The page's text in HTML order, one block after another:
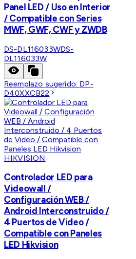
Panel LED / Uso en Interior
/ Compatible con Series
MWF, GWF, CWF y ZWDB
DS-DL116033WDS-
DL116033W
Reemplazo sugerido: DP-
D40XXCB22
HIKVISION
Controlador LED para
Videowall /
Configuración WEB /
Android Interconstruido /
4 Puertos de Video /
Compatible con Paneles
LED Hikvision